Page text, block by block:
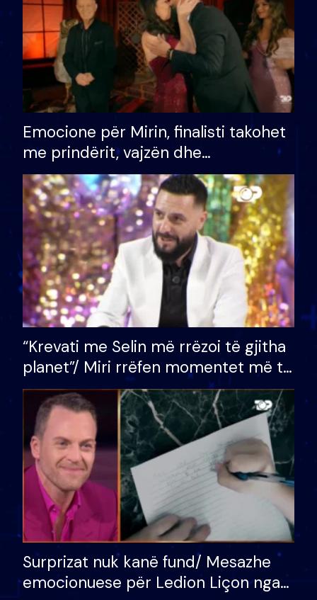
Emocione për Mirin, finalisti takohet
me prindërit, vajzën dhe
bashkëshorten: S’kemi ndonjë letër
divorci apo jo?
“Krevati me Selin më rrëzoi të gjitha
planet”/ Miri rrëfen momentet më të
bukura në shtëpinë e BB VIP: Do më
mungojë zilja e mëngjesit kur…
Surprizat nuk kanë fund/ Mesazhe
emocionuese për Ledion Liçon nga